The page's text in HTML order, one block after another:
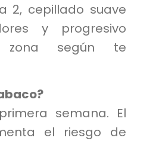
2, cepillado suave
y progresivo
según te
semana. El
el riesgo de